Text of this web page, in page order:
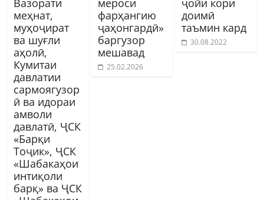
меҳнат,
муҳоҷират
ва шуғли
аҳолӣ,
Кумитаи
давлатии
сармоягузор
ӣ ва идораи
амволи
давлатӣ, ҶСК
«Барқи
Тоҷик», ҶСК
«Шабакаҳои
интиқоли
барқ» ва ҶСК
фарҳангию
ҷаҳонгардӣ»
баргузор
мешавад
25.02.2026
доимӣ
таъмин кард
30.08.2022